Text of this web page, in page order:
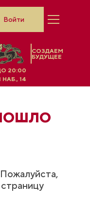
СОЗДАЕМ
БУДУЩЕЕ
20:00
14
Войти